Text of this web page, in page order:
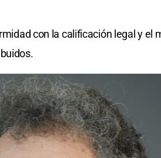
con la calificación legal y el